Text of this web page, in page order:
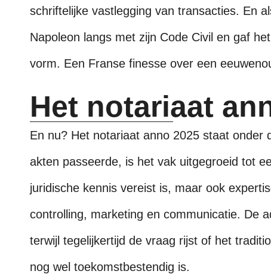
schriftelijke vastlegging van transacties. En
Napoleon langs met zijn Code Civil en gaf
vorm. Een Franse finesse over een
Het notariaat
En nu? Het notariaat anno 2025 staat onder
akten passeerde, is het vak uitgegroeid tot
juridische kennis vereist is, maar ook
controlling, marketing en communicatie. De
terwijl tegelijkertijd de vraag rijst of het
nog wel toekomstbestendig is.